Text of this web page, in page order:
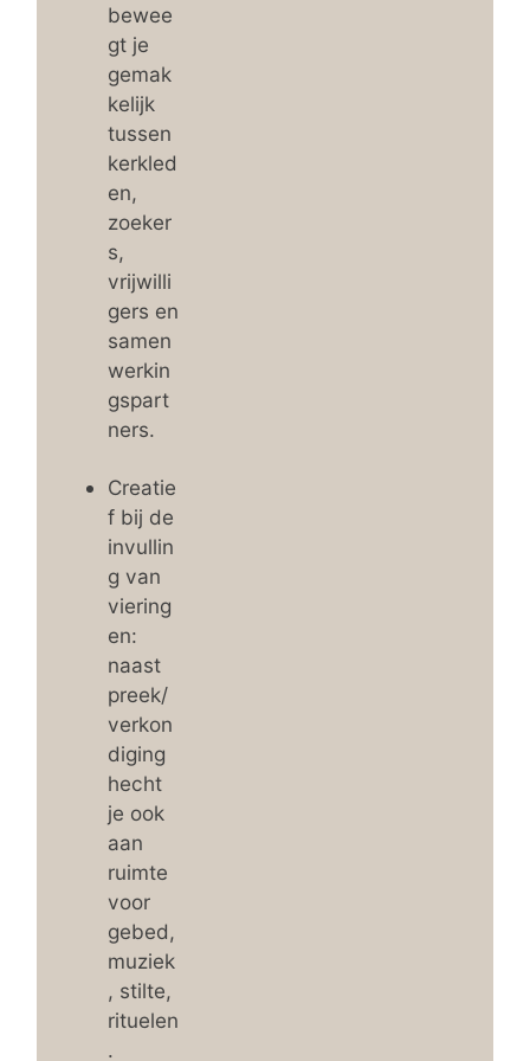
bewee
gt je
gemak
kelijk
tussen
kerkled
en,
zoeker
s,
vrijwilli
gers en
samen
werkin
gspart
ners.
Creatie
f bij de
invullin
g van
viering
en:
naast
preek/
verkon
diging
hecht
je ook
aan
ruimte
voor
gebed,
muziek
, stilte,
rituelen
.